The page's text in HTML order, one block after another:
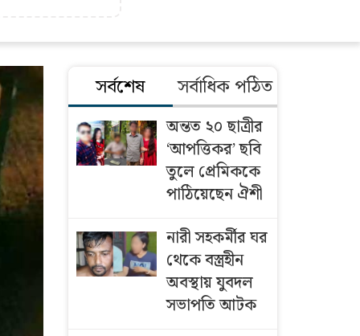
সর্বশেষ সর্বাধিক পঠিত
অন্তত ২০ ছাত্রীর
‘আপত্তিকর’ ছবি
তুলে প্রেমিককে
পাঠিয়েছেন ঐশী
নারী সহকর্মীর ঘর
থেকে বস্ত্রহীন
অবস্থায় যুবদল
সভাপতি আটক